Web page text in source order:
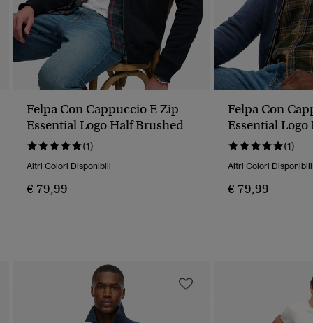
Felpa Con Cappuccio E Zip
Essential Logo Half Brushed
(1)
Altri Colori Disponibili
€ 79,99
Felpa Con
Essential
(1)
Altri Colori Disponibili
€ 79,99